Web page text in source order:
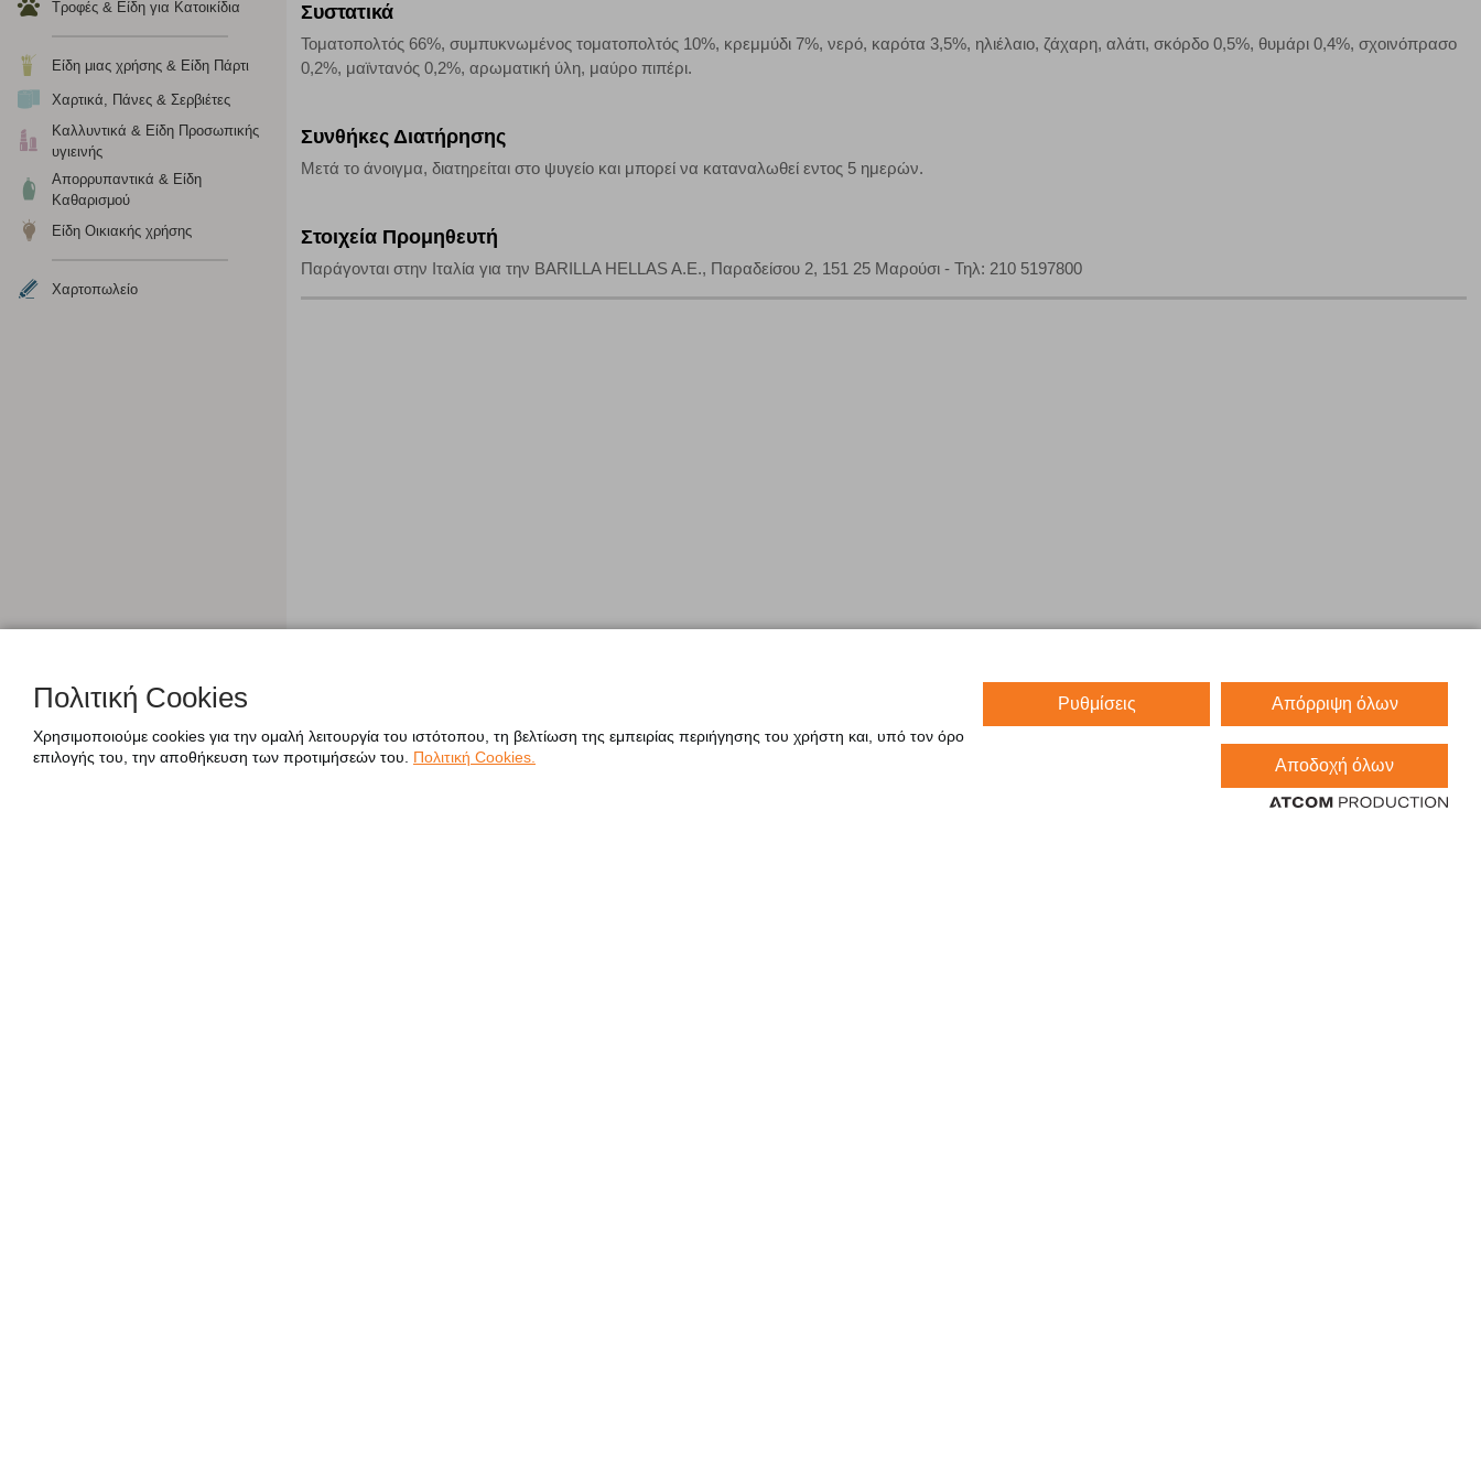
Τροφές & Είδη για Κατοικίδια
Είδη μιας χρήσης & Είδη Πάρτι
Χαρτικά, Πάνες & Σερβιέτες
Καλλυντικά & Είδη Προσωπικής
υγιεινής
Απορρυπαντικά & Είδη
Καθαρισμού
Είδη Οικιακής χρήσης
Χαρτοπωλείο
Συστατικά
Τοματοπολτός 66%, συμπυκνωμένος τοματοπολτός 10%, κρεμμύδι 7%, νερό, καρότα 3,5%, ηλιέλαιο, ζάχαρη, αλάτι, σκόρδο 0,5%, θυμάρι 0,4%, σχοινόπρασο
0,2%, μαϊντανός 0,2%, αρωματική ύλη, μαύρο πιπέρι.
Συνθήκες Διατήρησης
Μετά το άνοιγμα, διατηρείται στο ψυγείο και μπορεί να καταναλωθεί εντος 5 ημερών.
Στοιχεία Προμηθευτή
Παράγονται στην Ιταλία για την BARILLA HELLAS A.E., Παραδείσου 2, 151 25 Μαρούσι - Τηλ: 210 5197800
Πολιτική Cookies
Χρησιμοποιούμε cookies για την ομαλή λειτουργία του ιστότοπου, τη βελτίωση της εμπειρίας περιήγησης του χρήστη και, υπό τον όρο
επιλογής του, την αποθήκευση των προτιμήσεών του.
Πολιτική Cookies.
Ρυθμίσεις Απόρριψη όλων
Αποδοχή όλων
Η συγκεκριμένη κατηγορία cookies είναι απαραίτητη για τη λειτουργία του ιστότοπου και ενεργοποιημένη. Έχετε ωστόσο τη δυνατότητα να ρυθμίσετε το πρόγραμμα περιήγησής σας ώστε να
αποκλείει ή να σας ειδοποιεί σχετικά με αυτά τα cookies, με το ενδεχόμενο σε αυτήν την περίπτωση ορισμένα τμήματα του ιστότοπου να μη λειτουργούν.